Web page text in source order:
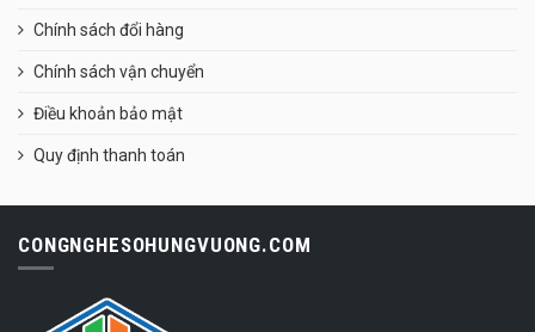
Chính sách đổi hàng
Chính sách vận chuyển
Điều khoản bảo mật
Quy định thanh toán
CONGNGHESOHUNGVUONG.COM